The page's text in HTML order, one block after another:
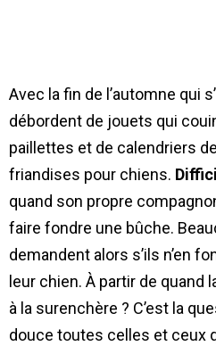
Avec la fin de l’automne qui
débordent de jouets qui
paillettes et de calendriers
friandises pour chiens.
quand son propre
faire fondre une bûche.
demandent alors s’ils n’en
leur chien. À partir de quand
à la surenchère ? C’est la
douce toutes celles et ceux